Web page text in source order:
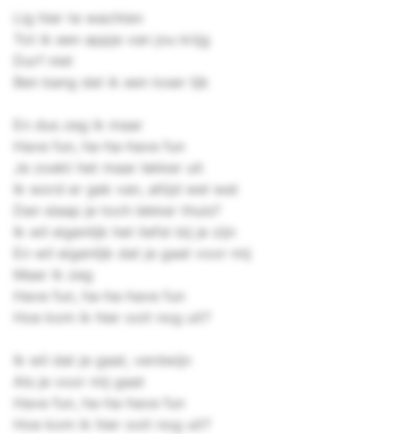
Lig hier te wachten
Tot ik een appje van jou krijg
Durf niet
Ben bang dat ik een loser lijk
En dus zeg ik maar
Have fun, ha-ha-have fun
Je zoekt het maar lekker uit
Ik word er gek van, altijd wel wat
Dan slaap je toch lekker thuis?
Ik wil eigenlijk het liefst bij je zijn
En wil eigenlijk dat je gaat voor mij
Maar ik zeg
Have fun, ha-ha-have fun
Hoe kom ik hier ooit nog uit?
Ik wil dat je gaat, verdwijn
Als je voor mij gaat
Have fun, ha-ha-have fun
Hoe kom ik hier ooit nog uit?